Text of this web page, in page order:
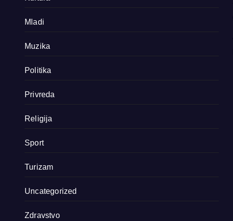
Mladi
Muzika
Politika
Privreda
Religija
Sport
Turizam
Uncategorized
Zdravstvo